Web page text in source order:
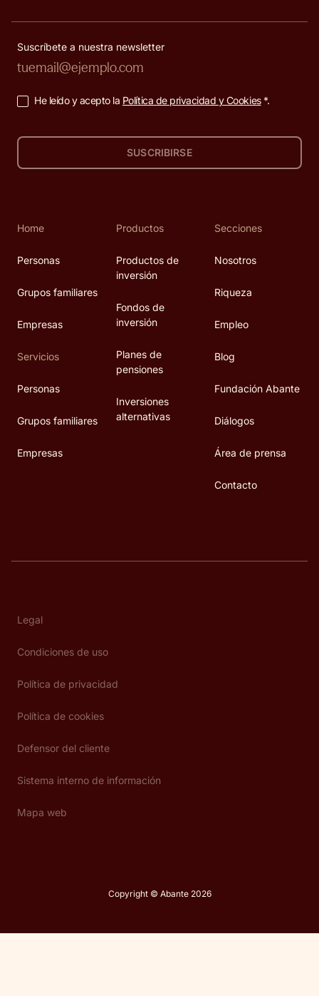
Suscríbete a nuestra newsletter
He leído y acepto la Política de privacidad y Cookies*.
SUSCRIBIRSE
Home
Personas
Grupos familiares
Empresas
Servicios
Personas
Grupos familiares
Empresas
Productos
Productos de
inversión
Fondos de
inversión
Planes de
pensiones
Inversiones
alternativas
Secciones
Nosotros
Riqueza
Empleo
Blog
Fundación Abante
Diálogos
Área de prensa
Contacto
Legal
Condiciones de uso
Política de privacidad
Política de cookies
Defensor del cliente
Sistema interno de información
Mapa web
Copyright © Abante 2026